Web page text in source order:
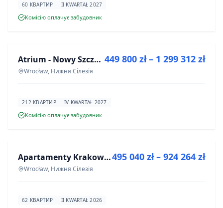
60 КВАРТИР II KWARTAŁ 2027
Комісію оплачує забудовник
ІНВЕСТИЦІЯ Atrium - Nowy Szczepin
Wrocław, Нижня Сілезія
449 800 zł – 1 299 312 zł
212 КВАРТИР IV KWARTAŁ 2027
Комісію оплачує забудовник
ІНВЕСТИЦІЯ Apartamenty Krakowska 8
Wrocław, Нижня Сілезія
495 040 zł – 924 264 zł
62 КВАРТИР II KWARTAŁ 2026